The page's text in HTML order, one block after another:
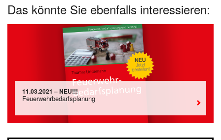
Das könnte Sie ebenfalls interessieren:
11.03.2021 – NEU!!!
Feuerwehrbedarfsplanung